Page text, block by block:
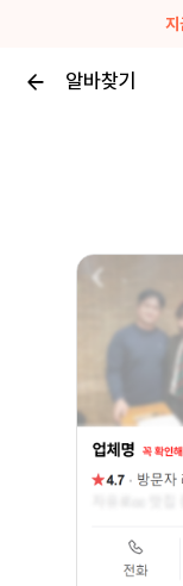
지
알바찾기